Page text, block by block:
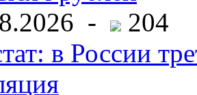
-
204
в России